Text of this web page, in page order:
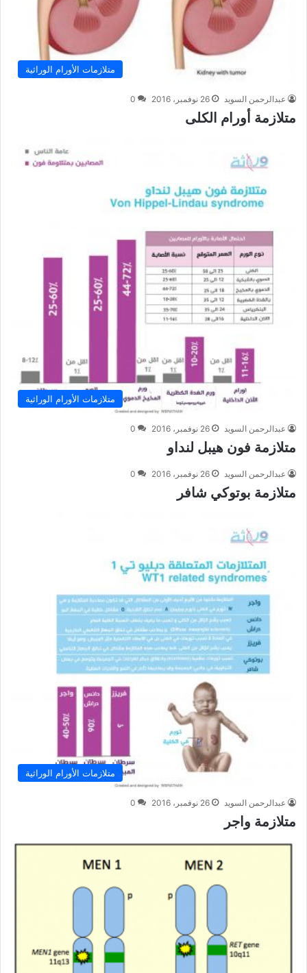
متلازمات الأورام الوراثية
عبدالرحمن السويد 26 نوفمبر، 2016 0
متلازمة أورام الكلى
متلازمات الأورام الوراثية
عبدالرحمن السويد 26 نوفمبر، 2016 0
متلازمة فون هيبل لنداو
عبدالرحمن السويد 26 نوفمبر، 2016 0
متلازمة بوتوكي شافر
متلازمات الأورام الوراثية
عبدالرحمن السويد 26 نوفمبر، 2016 0
متلازمة واجر